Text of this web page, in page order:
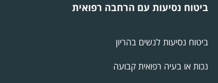
ביטוח נסיעות עם הרחבה רפואית
ביטוח נסיעות לנשים בהריון
נכות או בעיה רפואית קבועה